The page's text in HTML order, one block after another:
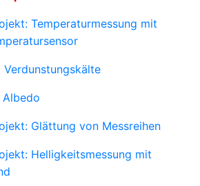
Temperaturmessung mit
Verdunstungskälte
Glättung von Messreihen
Helligkeitsmessung mit